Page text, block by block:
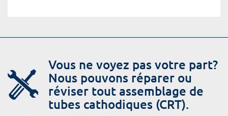
Vous ne voyez pas votre part?
Nous pouvons réparer ou
réviser tout assemblage de
tubes cathodiques (CRT).